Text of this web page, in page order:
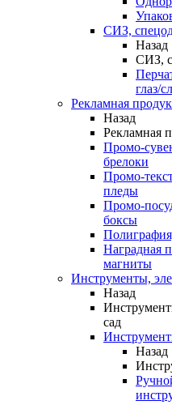
СИЗ,
Назад
СИЗ,
глаз/
Рекламная
Назад
Рекламная
Промо-
брелоки
Промо-
пледы
Промо-
боксы
Наградная
магниты
Инструменты,
Назад
сад
Назад